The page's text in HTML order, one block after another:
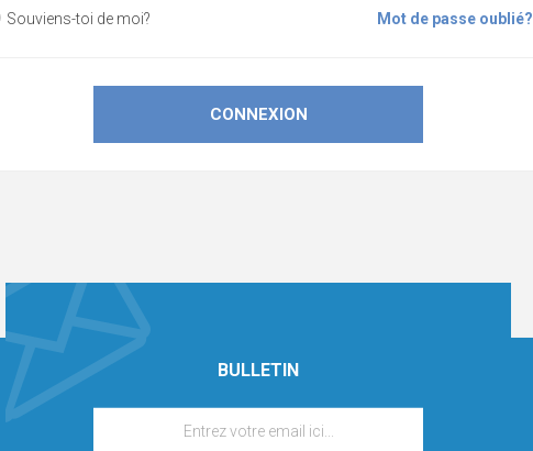
Souviens-toi de moi? Mot de passe oublié?
BULLETIN